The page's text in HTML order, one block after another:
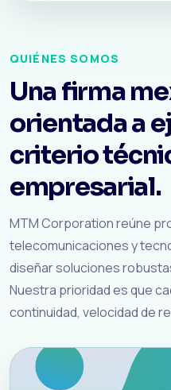
QUIÉNES SOMOS
Una firma
orientada a
criterio
empresarial.
MTM Corporation reúne
telecomunicaciones y
diseñar soluciones
Nuestra prioridad es que
continuidad, velocidad de